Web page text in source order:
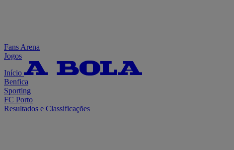
Fans Arena
Jogos
Início
Benfica
Sporting
FC Porto
Resultados e Classificações